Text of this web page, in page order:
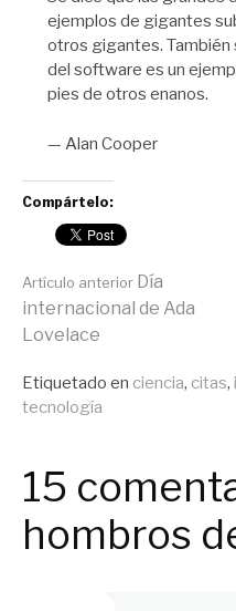
ejemplos de gigantes
otros gigantes. También
del software es un
pies de otros enanos.
— Alan Cooper
Compártelo:
Seguir
Artículo anterior Día
internacional de Ada
Lovelace
Publicado
en
Etiquetado en ciencia, citas,
tecnología
15
hombros